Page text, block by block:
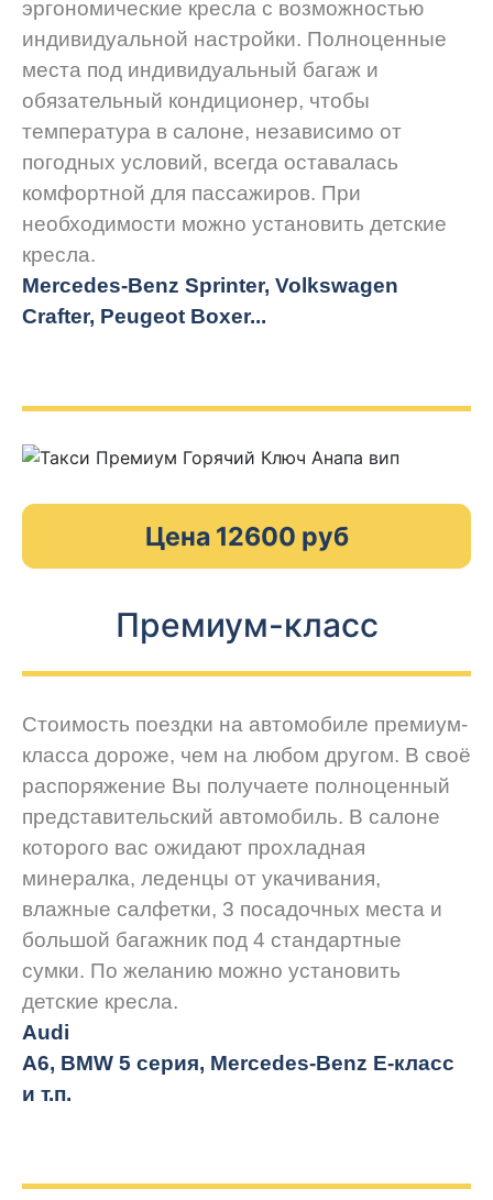
эргономические кресла с возможностью
индивидуальной настройки. Полноценные
места под индивидуальный багаж и
обязательный кондиционер, чтобы
температура в салоне, независимо от
погодных условий, всегда оставалась
комфортной для пассажиров. При
необходимости можно установить детские
кресла.
Mercedes-Benz Sprinter, Volkswagen
Crafter, Peugeot Boxer...
Цена 12600 руб
Премиум-класс
Стоимость поездки на автомобиле премиум-
класса дороже, чем на любом другом. В своё
распоряжение Вы получаете полноценный
представительский автомобиль. В салоне
которого вас ожидают прохладная
минералка, леденцы от укачивания,
влажные салфетки, 3 посадочных места и
большой багажник под 4 стандартные
сумки. По желанию можно установить
детские кресла.
Audi
A6, BMW 5 серия, Mercedes-Benz E-класс
и т.п.